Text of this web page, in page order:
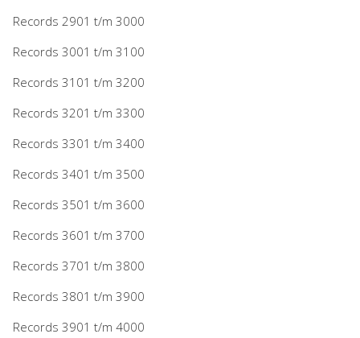
Records 2901 t/m 3000
Records 3001 t/m 3100
Records 3101 t/m 3200
Records 3201 t/m 3300
Records 3301 t/m 3400
Records 3401 t/m 3500
Records 3501 t/m 3600
Records 3601 t/m 3700
Records 3701 t/m 3800
Records 3801 t/m 3900
Records 3901 t/m 4000